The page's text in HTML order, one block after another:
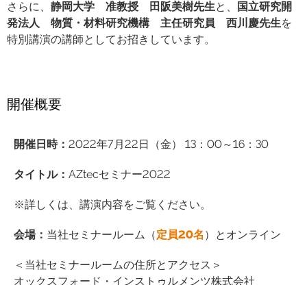
さらに、 静岡大学 准教授 田阪美樹先生と、
国立研究開
発法人 物質・材料研究機構 主任研究員 西川慶先生を
特別講演の講師としてお招きしています。
開催概要
開催日時： 2022年7月22日（金） 13：00～16：30
タイトル： AZtecセミナー2022
※詳しくは、講演内容をご覧ください。
会場： 当社セミナールーム（定員20名 ）とオンライン
＜当社セミナールームの住所とアクセス＞
オックスフォード・インストゥルメンツ株式会社